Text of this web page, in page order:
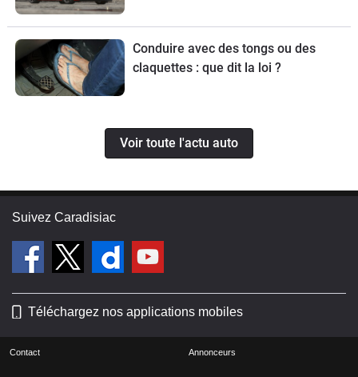
Conduire avec des tongs ou des
claquettes : que dit la loi ?
Voir toute l'actu auto
Suivez Caradisiac
Téléchargez nos applications mobiles
Contact Annonceurs